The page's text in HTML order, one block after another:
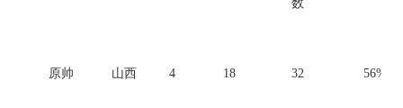
数
原帅 山西 4 18 32 56%